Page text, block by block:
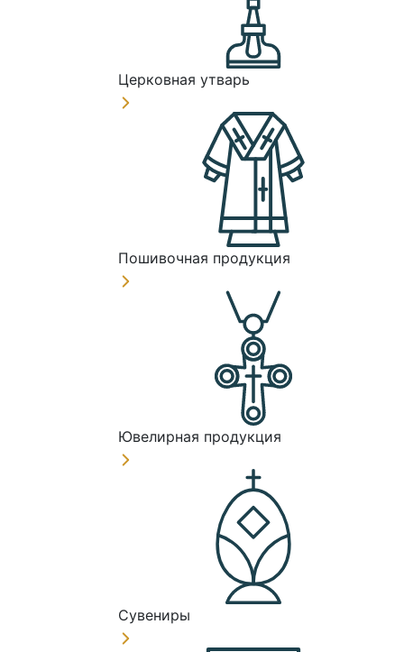
Церковная утварь
Пошивочная продукция
Ювелирная продукция
Сувениры